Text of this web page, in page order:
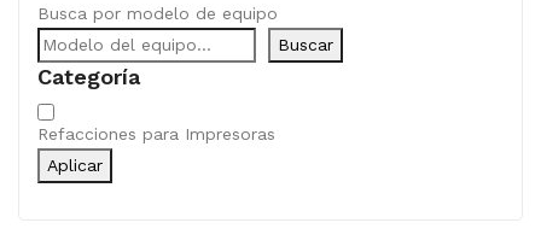
Busca por modelo de equipo
Buscar
Categoría
Categoría
Refacciones para Impresoras
Aplicar